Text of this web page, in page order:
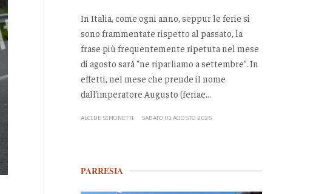
In Italia, come ogni anno, seppur le ferie si
sono frammentate rispetto al passato, la
frase più frequentemente ripetuta nel mese
di agosto sarà “ne riparliamo a settembre”. In
effetti, nel mese che prende il nome
dall’imperatore Augusto (feriae...
ALCIDE SIMONETTI SABATO 01 AGOSTO 2026
PARRESIA